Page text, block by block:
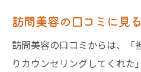
利用者の声から見
口コミで選ぶ訪問
め
訪問美容の口コミに見
訪問美容の口コミからは、「
りカウンセリングしてくれた